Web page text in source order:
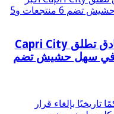
مجموعة بيك الباتروس للفنادق تطلق Capri City
في سهل حشيش تضم